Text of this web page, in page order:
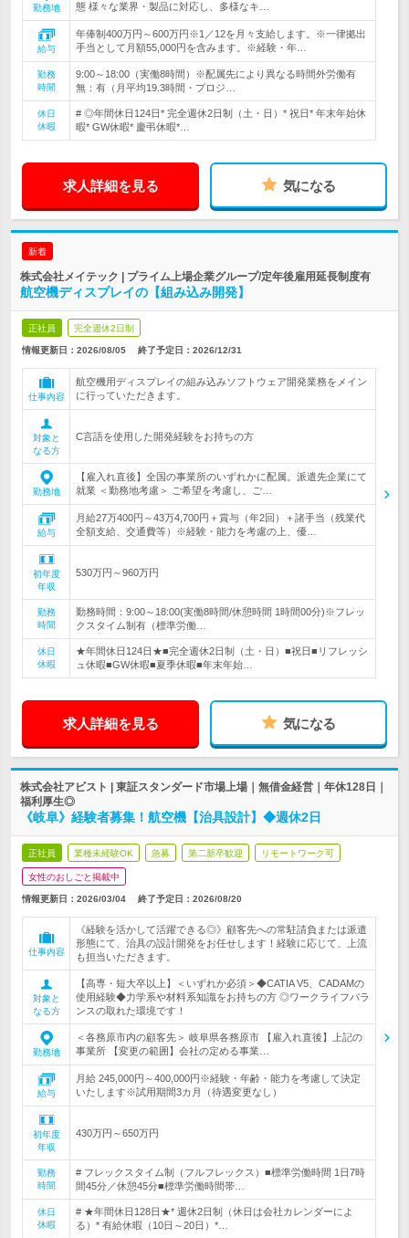
勤務地 態 様々な業界・製品に対応し、多様なキ…
給与
年俸制400万円～600万円※1／12を月々支給します。※一律拠出
手当として月額55,000円を含みます。※経験・年…
勤務
時間
9:00～18:00（実働8時間）※配属先により異なる時間外労働有
無：有（月平均19.3時間・プロジ…
休日
休暇
# ◎年間休日124日* 完全週休2日制（土・日）* 祝日* 年末年始休
暇* GW休暇* 慶弔休暇*…
求人詳細を見る 気になる
新着
株式会社メイテック | プライム上場企業グループ/定年後雇用延長制度有
航空機ディスプレイの【組み込み開発】
正社員 完全週休2日制
情報更新日：2026/08/05 終了予定日： 2026/12/31
仕事内容
航空機用ディスプレイの組み込みソフトウェア開発業務をメイン
に行っていただきます。
対象と
なる方
C言語を使用した開発経験をお持ちの方
勤務地
【雇入れ直後】全国の事業所のいずれかに配属。派遣先企業にて
就業 ＜勤務地考慮＞ ご希望を考慮し、ご…
給与
月給27万400円～43万4,700円＋賞与（年2回）＋諸手当（残業代
全額支給、交通費等）※経験・能力を考慮の上、優…
初年度
年収
530万円～960万円
勤務
時間
勤務時間：9:00～18:00(実働8時間/休憩時間 1時間00分)※フレッ
クスタイム制有（標準労働…
休日
休暇
★年間休日124日★■完全週休2日制（土・日）■祝日■リフレッシ
ュ休暇■GW休暇■夏季休暇■年末年始…
求人詳細を見る 気になる
株式会社アビスト | 東証スタンダード市場上場｜無借金経営｜年休128日｜
福利厚生◎
《岐阜》経験者募集！航空機【治具設計】◆週休2日
正社員 業種未経験OK 急募 第二新卒歓迎 リモートワーク可
女性のおしごと掲載中
情報更新日：2026/03/04 終了予定日： 2026/08/20
仕事内容
《経験を活かして活躍できる◎》顧客先への常駐請負または派遣
形態にて、治具の設計開発をお任せします！経験に応じて、上流
も担当いただきます。
対象と
なる方
【高専・短大卒以上】＜いずれか必須＞◆CATIA V5、CADAMの
使用経験◆力学系や材料系知識をお持ちの方 ◎ワークライフバラ
ンスの取れた環境です！
勤務地
＜各務原市内の顧客先＞ 岐阜県各務原市 【雇入れ直後】上記の
事業所 【変更の範囲】会社の定める事業…
給与
月給 245,000円～400,000円※経験・年齢・能力を考慮して決定
いたします※試用期間3カ月（待遇変更なし）
初年度
年収
430万円～650万円
勤務
時間
# フレックスタイム制（フルフレックス）■標準労働時間 1日7時
間45分／休憩45分■標準労働時間帯…
休日
休暇
# ★年間休日128日★* 週休2日制（休日は会社カレンダーによ
る）* 有給休暇（10日～20日）*…